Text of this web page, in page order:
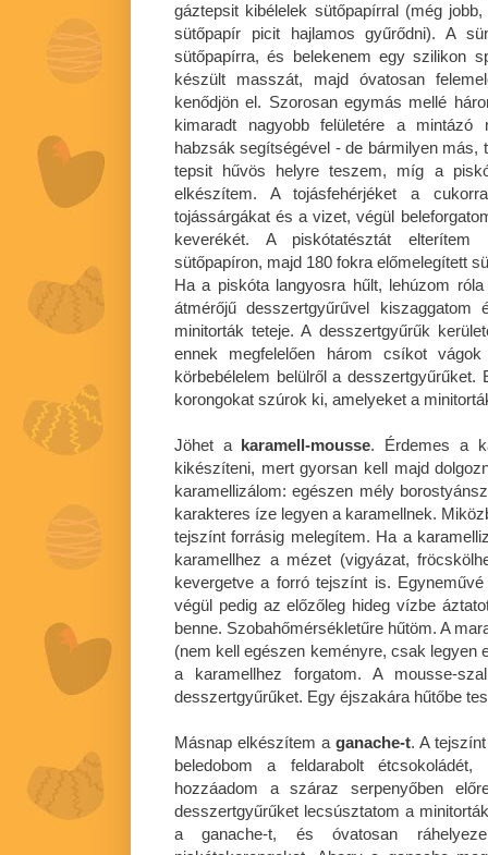
gáztepsit kibélelek sütőpapírral (még
sütőpapír picit hajlamos gyűrődni). A
sütőpapírra, és belekenem egy szilikon
készült masszát, majd óvatosan
kenődjön el. Szorosan egymás mellé
kimaradt nagyobb felületére a
habzsák segítségével - de bármilyen más,
tepsit hűvös helyre teszem, míg a
elkészítem. A tojásfehérjéket a
tojássárgákat és a vizet, végül
keverékét. A piskótatésztát
sütőpapíron, majd 180 fokra előmelegített
Ha a piskóta langyosra hűlt, lehúzom
átmérőjű desszertgyűrűvel
minitorták teteje. A desszertgyűrűk
ennek megfelelően három csíkot
körbebélelem belülről a
korongokat szúrok ki, amelyeket a
Jöhet a karamell-mousse. Érdemes a
kikészíteni, mert gyorsan kell majd
karamellizálom: egészen mély
karakteres íze legyen a karamellnek.
tejszínt forrásig melegítem. Ha a
karamellhez a mézet (vigyázat,
kevergetve a forró tejszínt is.
végül pedig az előzőleg hideg vízbe
benne. Szobahőmérsékletűre hűtöm. A
(nem kell egészen keményre, csak legyen
a karamellhez forgatom. A mousse-
desszertgyűrűket. Egy éjszakára hűtőbe
Másnap elkészítem a ganache-t. A
beledobom a feldarabolt
hozzáadom a száraz serpenyőben
desszertgyűrűket lecsúsztatom a
a ganache-t, és óvatosan